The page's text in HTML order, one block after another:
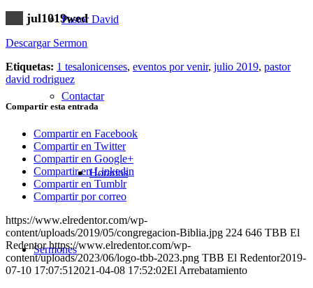
Pastor David
Contactar
Horarios
Sermones
jul1019wed
Descargar Sermon
Etiquetas: 1 tesalonicenses, eventos por venir, julio 2019, pastor
david rodriguez
Compartir esta entrada
Compartir en Facebook
Compartir en Twitter
Compartir en Google+
Compartir en Linkedin
Compartir en Tumblr
Compartir por correo
https://www.elredentor.com/wp-
content/uploads/2019/05/congregacion-Biblia.jpg 224 646 TBB El
Redentor https://www.elredentor.com/wp-
content/uploads/2023/06/logo-tbb-2023.png TBB El Redentor2019-
07-10 17:07:51 2021-04-08 17:52:02El Arrebatamiento